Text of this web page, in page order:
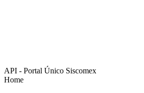
API - Portal Único Siscomex
Home